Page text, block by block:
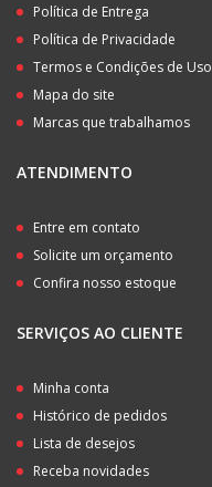
Política de Entrega
Política de Privacidade
Termos e Condições de Uso
Mapa do site
Marcas que trabalhamos
ATENDIMENTO
Entre em contato
Solicite um orçamento
Confira nosso estoque
SERVIÇOS AO CLIENTE
Minha conta
Histórico de pedidos
Lista de desejos
Receba novidades